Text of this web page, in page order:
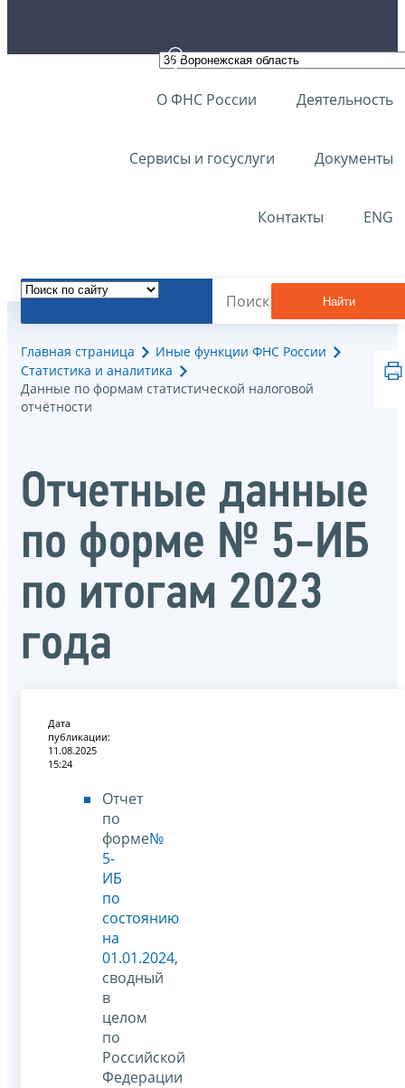
О ФНС России Деятельность
Сервисы и госуслуги Документы
Контакты ENG
Найти
Главная страница
Иные функции ФНС России
Статистика и аналитика
Данные по формам статистической налоговой
отчётности
Отчетные данные
по форме № 5-ИБ
по итогам 2023
года
Дата
публикации:
11.08.2025
15:24
Отчет
по
форме№
5-
ИБ
по
состоянию
на
01.01.2024,
сводный
в
целом
по
Российской
Федерации